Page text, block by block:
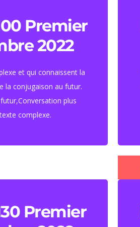
Premier
2022
et qui connaissent la
la conjugaison au futur.
plus
complexe.
Premier
et demi par